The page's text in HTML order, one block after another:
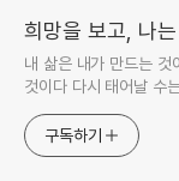
희망을 보고, 나는
내 삶은 내가 만드는 것
것이다 다시 태어날 수
구독하기